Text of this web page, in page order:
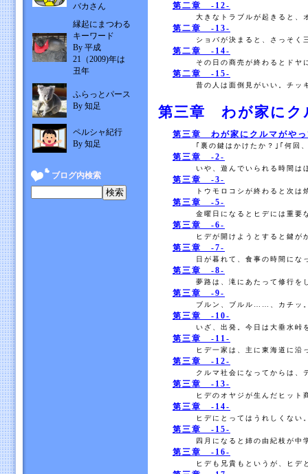
第二章 -12-
大きなトラブルが起きると
第二章 -13-
ショバが決まると、さっそ
第二章 -14-
その日の商売が終わるとド
第二章 -15-
昔の人は面倒見がいい。チ
第三章 わが家にク
第三章 わが家にクルマがや
｢裏の鍵はかけたか？｣｢何回
第三章 -2-
いや、遊んでいられる時間
第三章 -3-
トウモロコシが終わると次
第三章 -5-
金曜日になるとヒデには重
第三章 -6-
ヒデが開けようとすると鍵
第三章 -7-
日が暮れて、食事の時間に
第三章 -8-
夢路は、滝にあたって修行
第三章 -9-
ブルン、ブルル……、カチッ
第三章 -10-
いざ、出発。今日は大垂水
第三章 -11-
ヒデ一家は、主に東海道に
第三章 -12-
クルマ社会になってからは
第三章 -13-
ヒデのオヤジが生んだヒッ
第三章 -14-
ヒデにとってはうれしくな
第三章 -15-
四月になると姉の由紀枝が
第三章 -16-
ヒデも兄貴もというが、ヒ
バカさん
縁起にまつわる
キーワード
By 平成
21（2009)年は
丑年
ふらっとパース
By 知足
ペルシャ紀行
By 知足
ブログ内検索